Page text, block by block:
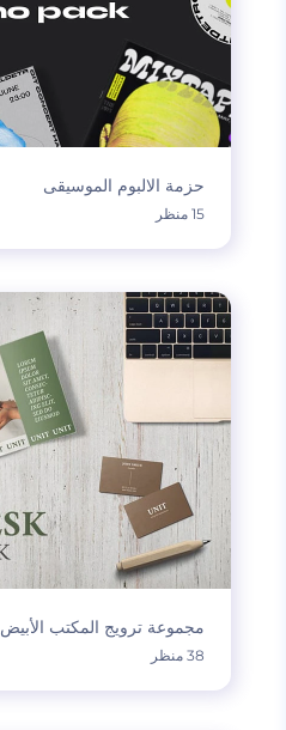
حزمة الالبوم الموسيقى
15 منظر
مجموعة ترويج المكتب الأبيض
38 منظر